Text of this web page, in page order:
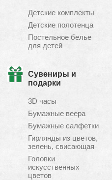
Детские комплекты
Детские полотенца
Постельное белье
для детей
Сувениры и
подарки
3D часы
Бумажные веера
Бумажные салфетки
Гирлянды из цветов,
зелень, свисающая
Головки
искусственных
цветов